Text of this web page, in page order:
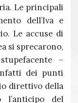
Le principali
dell’Iva e
Le accuse di
si sprecarono,
–
dei punti
direttivo della
l’anticipo del